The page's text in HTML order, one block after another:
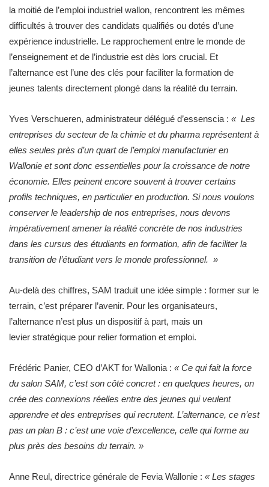
la moitié de l’emploi industriel wallon, rencontrent les mêmes
difficultés à trouver des candidats qualifiés ou dotés d’une
expérience industrielle. Le rapprochement entre le monde de
l’enseignement et de l’industrie est dès lors crucial. Et
l’alternance est l’une des clés pour faciliter la formation de
jeunes talents directement plongé dans la réalité du terrain.
Yves Verschueren, administrateur délégué d’essenscia : « Les
entreprises du secteur de la chimie et du pharma représentent à
elles seules près d’un quart de l’emploi manufacturier en
Wallonie et sont donc essentielles pour la croissance de notre
économie. Elles peinent encore souvent à trouver certains
profils techniques, en particulier en production. Si nous voulons
conserver le leadership de nos entreprises, nous devons
impérativement amener la réalité concrète de nos industries
dans les cursus des étudiants en formation, afin de faciliter la
transition de l’étudiant vers le monde professionnel. »
Au-delà des chiffres, SAM traduit une idée simple : former sur le
terrain, c’est préparer l’avenir. Pour les organisateurs,
l’alternance n’est plus un dispositif à part, mais un
levier stratégique pour relier formation et emploi.
Frédéric Panier, CEO d’AKT for Wallonia : « Ce qui fait la force
du salon SAM, c’est son côté concret : en quelques heures, on
crée des connexions réelles entre des jeunes qui veulent
apprendre et des entreprises qui recrutent. L’alternance, ce n’est
pas un plan B : c’est une voie d’excellence, celle qui forme au
plus près des besoins du terrain. »
Anne Reul, directrice générale de Fevia Wallonie : « Les stages